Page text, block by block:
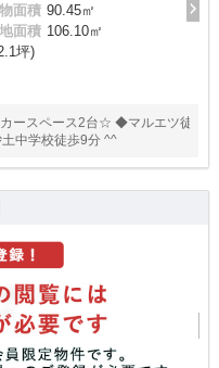
面積 90.45㎡
面積 106.10㎡
坪)
ースペース2台☆ ◆マルエツ徒
中学校徒歩9分 ^^